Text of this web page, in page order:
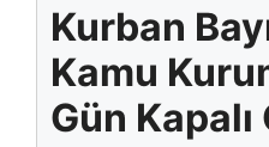
Kurban
Kamu
Gün